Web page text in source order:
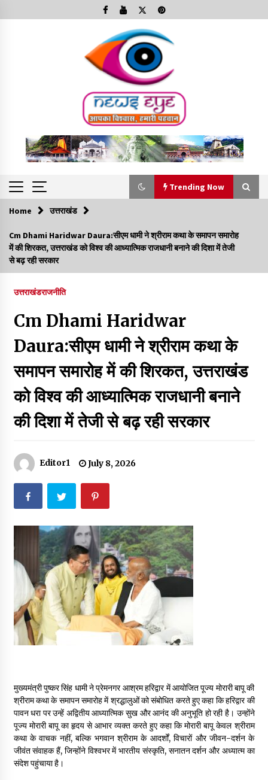
to
Trending Now
Trending Now
Minorities Rights Day : विश्व अल्पसंख्यक अधिकार दिवस
पर रखने की घोषणा
September 7, 2023
Thought Of The Day 6 September
September 6, 2023
Thought Of The Day 18 May
May 18, 2022
May 17, 2022
Thought Of The Day 16 May
May 16, 2022
Thought Of The Day 14 May
May 14, 2022
Thought Of The Day 13 May
Thought Of The Day 12 May
May 12, 2022
Thought Of The Day 11 May
Home उत्तराखंड
Cm Dhami Haridwar Daura:सीएम धामी ने श्रीराम कथा के समापन समारोह
में की शिरकत, उत्तराखंड को विश्व की आध्यात्मिक राजधानी बनाने की दिशा में तेजी
से बढ़ रही सरकार
उत्तराखंडराजनीति
Cm Dhami Haridwar
Daura:सीएम धामी ने श्रीराम कथा के
समापन समारोह में की शिरकत, उत्तराखंड
को विश्व की आध्यात्मिक राजधानी बनाने
की दिशा में तेजी से बढ़ रही सरकार
Editor1 July 8, 2026
मुख्यमंत्री पुष्कर सिंह धामी ने प्रेमनगर आश्रम हरिद्वार में आयोजित पूज्य मोरारी बापू की
श्रीराम कथा के समापन समारोह में श्रद्धालुओं को संबोधित करते हुए कहा कि हरिद्वार की
पावन धरा पर उन्हें अद्वितीय आध्यात्मिक सुख और आनंद की अनुभूति हो रही है। उन्होंने
पूज्य मोरारी बापू का हृदय से आभार व्यक्त करते हुए कहा कि मोरारी बापू केवल श्रीराम
कथा के वाचक नहीं, बल्कि भगवान श्रीराम के आदर्शों, विचारों और जीवन-दर्शन के
जीवंत संवाहक हैं, जिन्होंने विश्वभर में भारतीय संस्कृति, सनातन दर्शन और अध्यात्म का
संदेश पहुंचाया है।